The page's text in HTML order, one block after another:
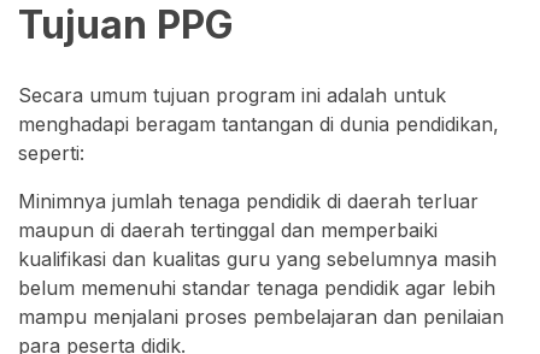
Tujuan PPG
Secara umum tujuan program ini adalah untuk
menghadapi beragam tantangan di dunia pendidikan,
seperti:
Minimnya jumlah tenaga pendidik di daerah terluar
maupun di daerah tertinggal dan memperbaiki
kualifikasi dan kualitas guru yang sebelumnya masih
belum memenuhi standar tenaga pendidik agar lebih
mampu menjalani proses pembelajaran dan penilaian
para peserta didik.